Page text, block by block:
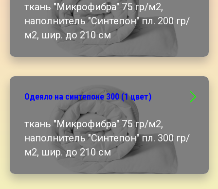
ткань "Микрофибра" 75 гр/м2,
наполнитель "Синтепон" пл. 200 гр/
м2, шир. до 210 см
Одеяло на синтепоне 300 (1 цвет)
ткань "Микрофибра" 75 гр/м2,
наполнитель "Синтепон" пл. 300 гр/
м2, шир. до 210 см